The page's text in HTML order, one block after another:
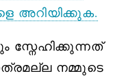
അറിയിക്കുക.
സ്നേഹിക്കുന്നത്
നമ്മുടെ